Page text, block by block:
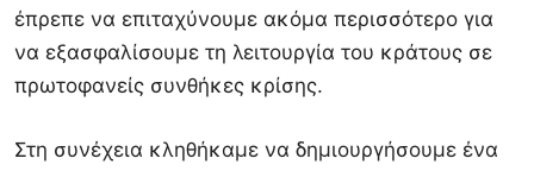
έπρεπε να επιταχύνουμε ακόμα περισσότερο για
να εξασφαλίσουμε τη λειτουργία του κράτους σε
πρωτοφανείς συνθήκες κρίσης.
Στη συνέχεια κληθήκαμε να δημιουργήσουμε ένα